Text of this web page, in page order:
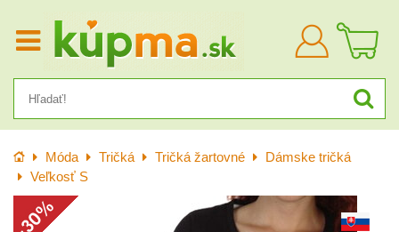
Prihlásiť
sa
Úvod Móda Tričká Tričká žartovné
Dámske tričká
Veľkosť S